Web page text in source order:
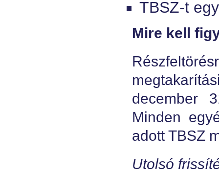
TBSZ-t
Mire kell
december
Minden
adott TBSZ
Utolsó